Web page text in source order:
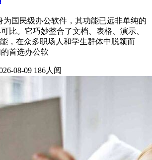
为国民级办公软件，其功能已远非单纯的
比。它巧妙整合了文档、表格、演示、
，在众多职场人和学生群体中脱颖而
首选办公软
08-09 186人阅